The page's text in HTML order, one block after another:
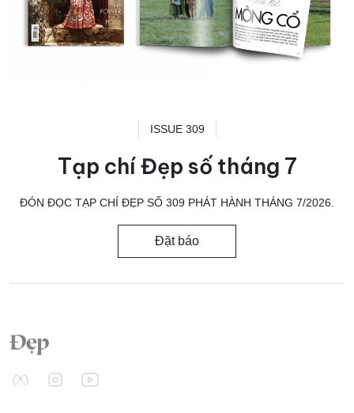
ISSUE 309
Tạp chí Đẹp số tháng 7
ĐÓN ĐỌC TẠP CHÍ ĐẸP SỐ 309 PHÁT HÀNH THÁNG 7/2026.
Đặt báo